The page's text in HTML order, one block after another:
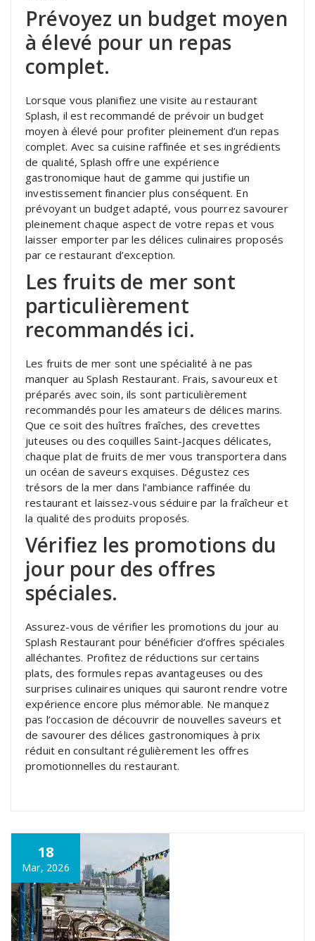
Prévoyez un budget moyen
à élevé pour un repas
complet.
Lorsque vous planifiez une visite au restaurant
Splash, il est recommandé de prévoir un budget
moyen à élevé pour profiter pleinement d’un repas
complet. Avec sa cuisine raffinée et ses ingrédients
de qualité, Splash offre une expérience
gastronomique haut de gamme qui justifie un
investissement financier plus conséquent. En
prévoyant un budget adapté, vous pourrez savourer
pleinement chaque aspect de votre repas et vous
laisser emporter par les délices culinaires proposés
par ce restaurant d’exception.
Les fruits de mer sont
particulièrement
recommandés ici.
Les fruits de mer sont une spécialité à ne pas
manquer au Splash Restaurant. Frais, savoureux et
préparés avec soin, ils sont particulièrement
recommandés pour les amateurs de délices marins.
Que ce soit des huîtres fraîches, des crevettes
juteuses ou des coquilles Saint-Jacques délicates,
chaque plat de fruits de mer vous transportera dans
un océan de saveurs exquises. Dégustez ces
trésors de la mer dans l’ambiance raffinée du
restaurant et laissez-vous séduire par la fraîcheur et
la qualité des produits proposés.
Vérifiez les promotions du
jour pour des offres
spéciales.
Assurez-vous de vérifier les promotions du jour au
Splash Restaurant pour bénéficier d’offres spéciales
alléchantes. Profitez de réductions sur certains
plats, des formules repas avantageuses ou des
surprises culinaires uniques qui sauront rendre votre
expérience encore plus mémorable. Ne manquez
pas l’occasion de découvrir de nouvelles saveurs et
de savourer des délices gastronomiques à prix
réduit en consultant régulièrement les offres
promotionnelles du restaurant.
18
Mar, 2026